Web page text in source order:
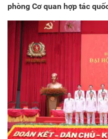
phòng Cơ quan hợp tác